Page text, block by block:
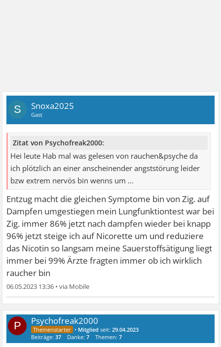
S Snoxa2025
Gast
Zitat von Psychofreak2000:
Hei leute Hab mal was gelesen von rauchen&psyche da
ich plötzlich an einer anscheinender angststörung leider
bzw extrem nervös bin wenns um ...
Entzug macht die gleichen Symptome bin von Zig. auf
Dampfen umgestiegen mein Lungfunktiontest war bei
Zig. immer 86% jetzt nach dampfen wieder bei knapp
96% jetzt steige ich auf Nicorette um und reduziere
das Nicotin so langsam meine Sauerstoffsätigung liegt
immer bei 99% Ärzte fragten immer ob ich wirklich
raucher bin
06.05.2023 13:36 •
P Psychofreak2000
• Mitglied seit:29.04.2023
Beiträge:37 Danke:7 Themen:7